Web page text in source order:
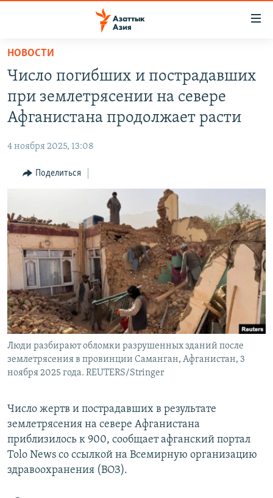
Вернуться
основному
содержанию
Вернутся
главной
навигации
Вернутся
ЦЕНТРАЛЬНАЯ АЗИЯ
КЫРГЫЗСТАН
ТАДЖИКИСТАН
ВОЙНА В УКРАИНЕ
ҚАЗАҚША
КЫРГЫЗЧА
ТОҶИКӢ
TÜRKMENÇE
Все сайты РСЕ/РС
НОВОСТИ
Число погибших и пострадавших
при землетрясении на севере
Афганистана продолжает расти
4 ноября 2025, 13:08
Поделиться
Люди разбирают обломки разрушенных зданий после
землетрясения в провинции Саманган, Афганистан, 3
ноября 2025 года. REUTERS/Stringer
Число жертв и пострадавших в результате
землетрясения на севере Афганистана
приблизилось к 900, сообщает афганский портал
Tolo News со ссылкой на Всемирную организацию
здравоохранения (ВОЗ).